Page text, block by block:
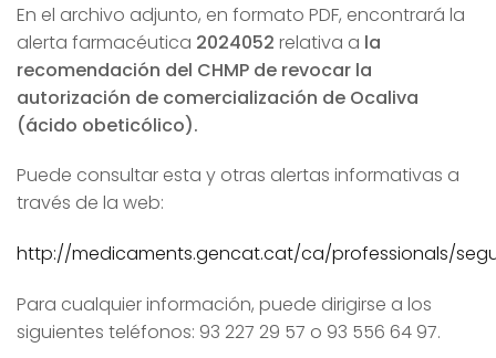
En el archivo adjunto, en formato PDF, encontrará la
alerta farmacéutica 2024052 relativa a la
recomendación del CHMP de revocar la
autorización de comercialización de Ocaliva
(ácido obeticólico).
Puede consultar esta y otras alertas informativas a
través de la web:
http://medicaments.gencat.cat/ca/professionals/
Para cualquier información, puede dirigirse a los
siguientes teléfonos: 93 227 29 57 o 93 556 64 97.